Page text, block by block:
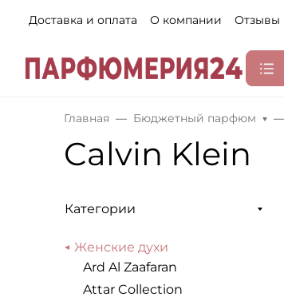
Доставка и оплата О компании Отзывы
Главная Бюджетный парфюм
Calvin Klein
Категории
Женские духи
Ard Al Zaafaran
Attar Collection